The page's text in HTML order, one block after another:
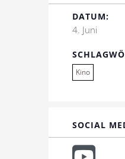
DATUM:
4. Juni
Kino
SOCIAL